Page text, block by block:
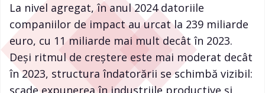
La nivel agregat, în anul 2024 datoriile
companiilor de impact au urcat la 239 miliarde
euro, cu 11 miliarde mai mult decât în 2023.
Deși ritmul de creștere este mai moderat decât
în 2023, structura îndatorării se schimbă vizibil:
scade expunerea în industriile productive și